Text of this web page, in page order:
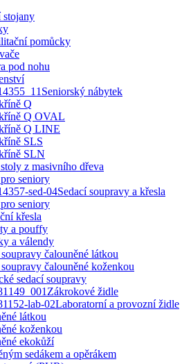
pomůcky
pod nohu
Seniorský nábytek
Q
Q OVAL
Q LINE
SLS
SLN
z masivního dřeva
seniory
Sedací soupravy a křesla
seniory
křesla
a pouffy
a válendy
soupravy čalouněné látkou
soupravy čalouněné koženkou
sedací soupravy
Zákrokové židle
Laboratorní a provozní židle
látkou
koženkou
ekokůží
sedákem a opěrákem